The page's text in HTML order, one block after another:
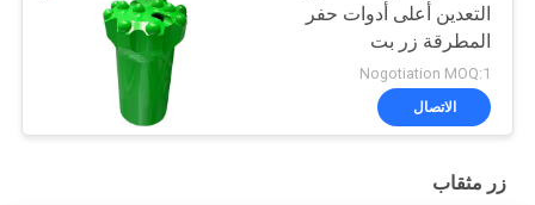
التعدين أعلى أدوات حفر
المطرقة زر بت
Nogotiation MOQ:1
الاتصال
زر مثقاب